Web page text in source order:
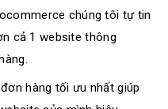
chúng tôi tự tin
cả 1 website thông
hàng tối ưu nhất giúp